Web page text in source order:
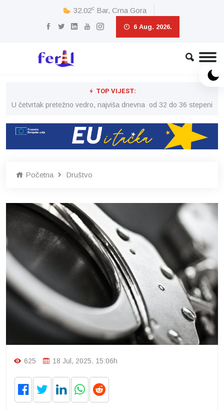
32.02c Bar, Crna Gora
6 Aug. 2026.
TOP VIJEST:
U četvrtak pretežno vedro, najviša dnevna od 32 do 36 stepeni
Početna Društvo
625 18 Jul, 2025. 15:06h